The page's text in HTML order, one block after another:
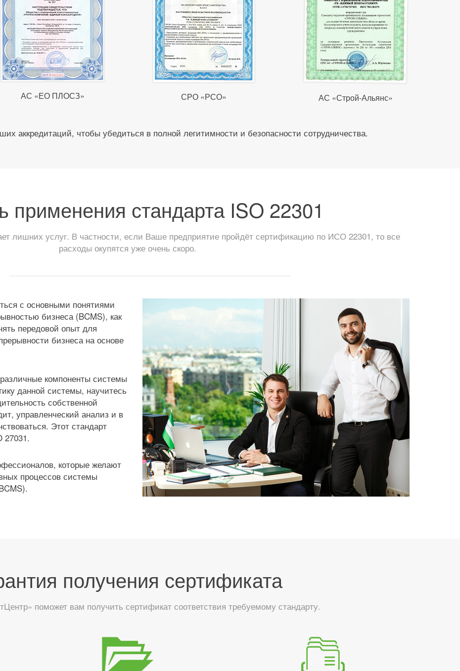
АС «ЕО ПЛОСЗ» СРО «РСО» АС «Строй-Альянс»
аккредитаций, чтобы убедиться в полной легитимности и безопасности сотрудничества.
применения стандарта ISO 22301
лишних услуг. В частности, если Ваше предприятие пройдёт сертификацию по ИСО 22301, то все
расходы окупятся уже очень скоро.
с основными понятиями
бизнеса (BCMS), как
передовой опыт для
бизнеса на основе
компоненты системы
данной системы, научитесь
собственной
управленческий анализ и в
Этот стандарт
27031.
которые желают
процессов системы
получения сертификата
поможет вам получить сертификат соответствия требуемому стандарту.